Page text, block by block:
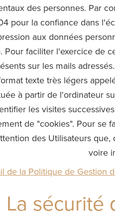
des personnes. Par
pour la confiance dans
aux données
faciliter l'exercice de
sur les mails
texte très légers
à partir de l'ordinateur
les visites
de "cookies". Pour
des Utilisateurs
voire
de la Politique de Gestion
La sécurité